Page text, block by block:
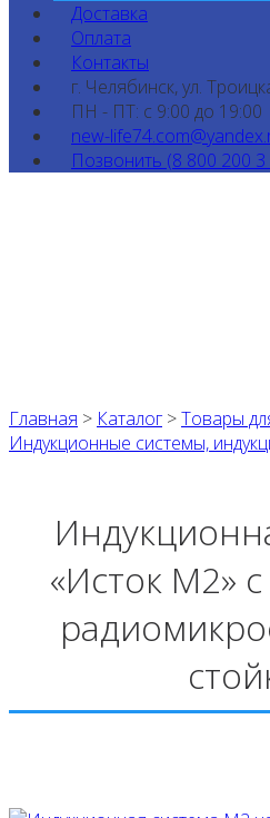
Доставка
Оплата
Контакты
г. Челябинск, ул.
ПН - ПТ: с 9:00 до 19:00
new-
Позвонить (8 800 200 3
Главная > Каталог >Товары
Индукционные системы,
«Исток М2»